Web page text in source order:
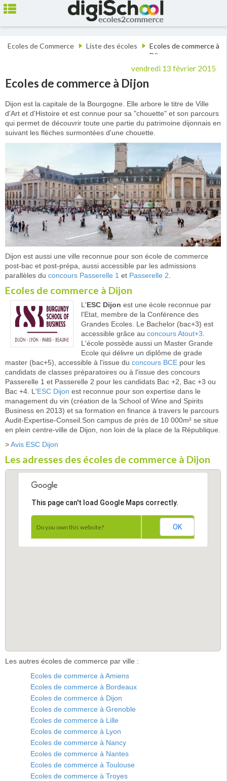
Ecoles de Commerce Liste des écoles
Ecoles de commerce à
Dijon
vendredi 13 février 2015
Ecoles de commerce à Dijon
Dijon est la capitale de la Bourgogne. Elle arbore le titre de Ville
d'Art et d'Histoire et est connue pour sa "chouette" et son parcours
qui permet de découvrir toute une partie du patrimoine dijonnais en
suivant les flèches surmontées d'une chouette.
Dijon est aussi une ville reconnue pour son école de commerce
post-bac et post-prépa, aussi accessible par les admissions
parallèles du concours Passerelle 1 et Passerelle 2
Ecoles de commerce à Dijon
L'ESC Dijon est une école reconnue par
l'Etat, membre de la Conférence des
Grandes Ecoles. Le Bachelor (bac+3) est
accessible grâce au concours Atout+3
L'école possède aussi un Master Grande
Ecole qui délivre un diplôme de grade
master (bac+5), accessible à l'issue du concours BCE pour les
candidats de classes préparatoires ou à l'issue des concours
Passerelle 1 et Passerelle 2 pour les candidats Bac +2, Bac +3 ou
Bac +4. L'ESC Dijon est reconnue pour son expertise dans le
management du vin (création de la School of Wine and Spirits
Business en 2013) et sa formation en finance à travers le parcours
Audit-Expertise-Conseil.Son campus de près de 10 000m² se situe
en plein centre-ville de Dijon, non loin de la place de la République.
>Avis ESC Dijon
Les adresses des écoles de commerce à Dijon
This page can't load Google Maps correctly.
Do you own this website? OK
Les autres écoles de commerce par ville :
Ecoles de commerce à Amiens
Ecoles de commerce à Bordeaux
Ecoles de commerce à Dijon
Ecoles de commerce à Grenoble
Ecoles de commerce à Lille
Ecoles de commerce à Lyon
Ecoles de commerce à Nancy
Ecoles de commerce à Nantes
Ecoles de commerce à Toulouse
Ecoles de commerce à Troyes